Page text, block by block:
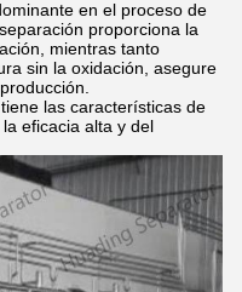
en el proceso de
proporciona la
mientras tanto
sin la oxidación, asegure
las características de
eficacia alta y del